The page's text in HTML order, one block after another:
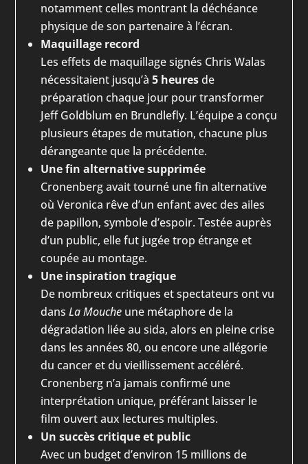
notamment celles montrant la déchéance
physique de son partenaire à l’écran.
Maquillage record
Les effets de maquillage signés Chris Walas
nécessitaient jusqu’à5 heuresde
préparation chaque jour pour transformer
Jeff Goldblum en Brundlefly. L’équipe a conçu
plusieurs étapes de mutation, chacune plus
dérangeante que la précédente.
Une fin alternative supprimée
Cronenberg avait tourné une fin alternative
où Veronica rêve d’un enfant avec des ailes
de papillon, symbole d’espoir. Testée auprès
d’un public, elle fut jugée trop étrange et
coupée au montage.
Une inspiration tragique
De nombreux critiques et spectateurs ont vu
dansLa Mouche une métaphore de la
dégradation liée au sida, alors en pleine crise
dans les années 80, ou encore une allégorie
du cancer et du vieillissement accéléré.
Cronenberg n’a jamais confirmé une
interprétation unique, préférant laisser le
film ouvert aux lectures multiples.
Un succès critique et public
Avec un budget d’environ 15 millions de